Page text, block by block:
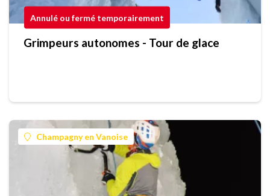
Annulé ou fermé temporairement
Grimpeurs autonomes - Tour de glace
Champagny en Vanoise